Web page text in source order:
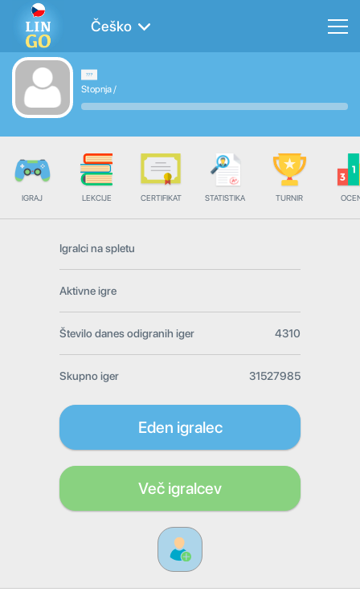
Češko
Stopnja/
IGRAJ LEKCIJE CERTIFIKAT STATISTIKA TURNIR
Igralci na spletu
Aktivne igre
Število danes odigranih iger 4310
Skupno iger 31527985
Eden igralec
Več igralcev